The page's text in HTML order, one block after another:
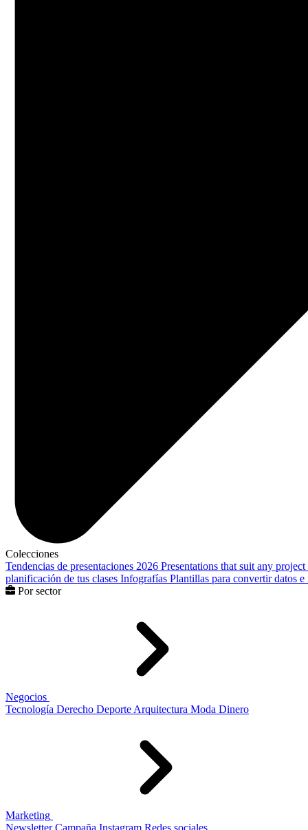
Colecciones
Tendencias de presentaciones 2026 Presentations that suit any project
planificación de tus clases Infografías Plantillas para convertir datos
Por sector
Negocios
Tecnología Derecho Deporte Arquitectura Moda Dinero
Marketing
Newsletter Campaña Instagram Redes sociales